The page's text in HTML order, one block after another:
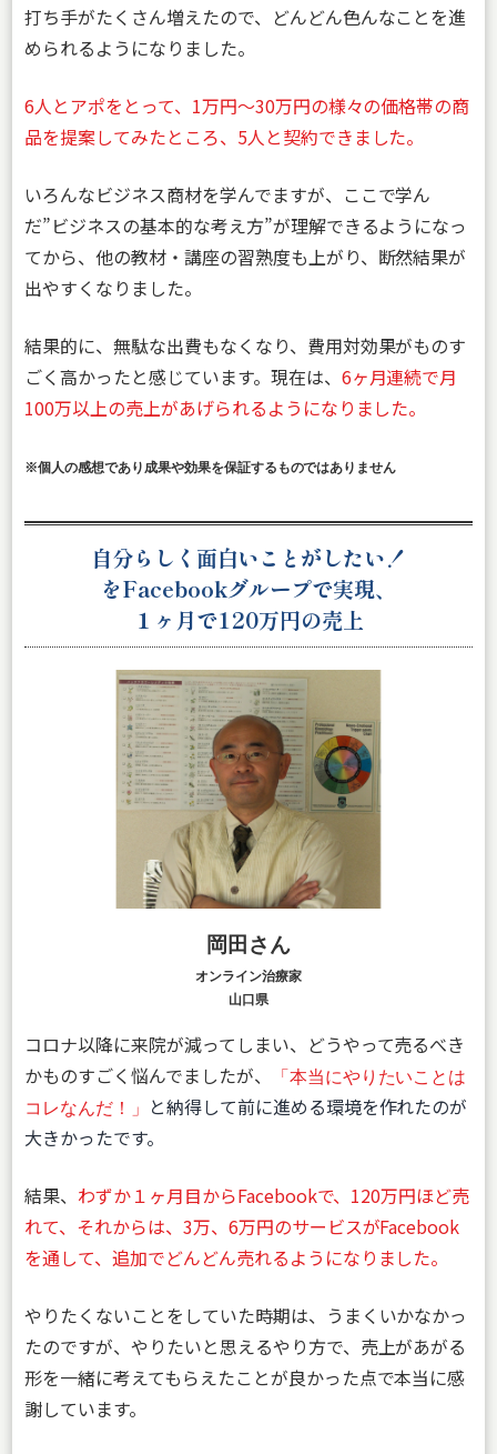
打ち手がたくさん増えたので、どんどん色んなことを進
められるようになりました。
6人とアポをとって、1万円〜30万円の様々の価格帯の商
品を提案してみたところ、5人と契約できました。
いろんなビジネス商材を学んでますが、ここで学ん
だ”ビジネスの基本的な考え方”が理解できるようになっ
てから、他の教材・講座の習熟度も上がり、断然結果が
出やすくなりました。
結果的に、無駄な出費もなくなり、費用対効果がものす
ごく高かったと感じています。現在は、 6ヶ月連続で月
100万以上の売上があげられるようになりました。
※個人の感想であり成果や効果を保証するものではありません
自分らしく面白いことがしたい！
をFacebookグループで実現、
１ヶ月で120万円の売上
岡田さん
オンライン治療家
山口県
コロナ以降に来院が減ってしまい、どうやって売るべき
かものすごく悩んでましたが、
「本当にやりたいことは
コレなんだ！」
と納得して前に進める環境を作れたのが
大きかったです。
結果、 わずか１ヶ月目からFacebookで、120万円ほど売
れて、それからは、3万、6万円のサービスがFacebook
を通して、追加でどんどん売れるようになりました。
やりたくないことをしていた時期は、うまくいかなかっ
たのですが、やりたいと思えるやり方で、売上があがる
形を一緒に考えてもらえたことが良かった点で本当に感
謝しています。